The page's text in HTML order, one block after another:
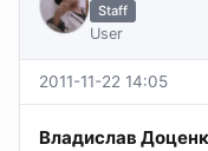
Staff
User
2011-11-22 14:05
Владислав